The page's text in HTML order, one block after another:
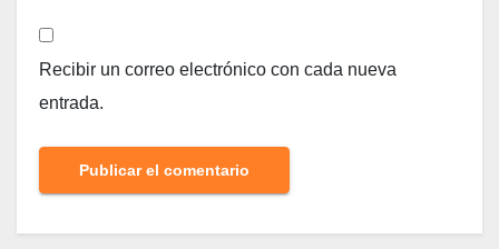
Recibir un correo electrónico con cada nueva
entrada.